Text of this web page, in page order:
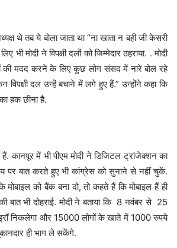
थे तब ये बोला जाता था “ना खाता न बही जी केसरी
मोदी ने विपक्षी दलों को जिम्मेदार ठहराया. . मोदी
की मदद करने के लिए कुछ लोग संसद में नारे बोल रहे
दल उन्हें बचाने में लगे हुए हैं.” उन्होंने कहा कि
हक छीना है.
में भी पीएम मोदी ने डिजिटल ट्रांजेक्शन का
पर बात करते हुए भी कांग्रेस को सुनाने से नहीं चुकें.
को बैंक बना दो, तो कहते हैं कि मोबाइल हैं ही
बात भी दोहराई. मोदी ने बताया कि 8 नवंबर से 25
निकलेगा और 15000 लोगों के खाते में 1000 रुपये
ही भाग ले सकेंगे.